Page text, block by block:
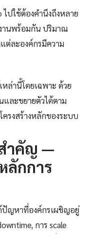
ปใช้ต้องคำนึงถึงหลาย
านพร้อมกัน ปริมาณ
ต่ละองค์กรมีความ
ล่านี้โดยเฉพาะ ด้วย
ละขยายตัวได้ตาม
ครงสร้างหลักของระบบ
ำคัญ —
ลักการ
ปัญหาที่องค์กรเผชิญอยู่
การ scale